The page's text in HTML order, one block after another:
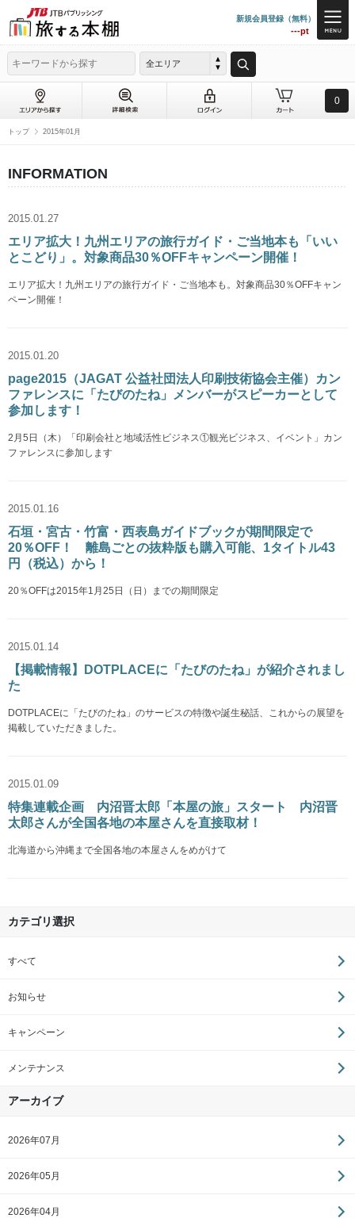
新規会員登録（無料）
---pt
全エリア
0
トップ 2015年01月
INFORMATION
2015.01.27
エリア拡大！九州エリアの旅行ガイド・ご当地本も「いい
とこどり」。対象商品30％OFFキャンペーン開催！
エリア拡大！九州エリアの旅行ガイド・ご当地本も。対象商品30％OFFキャン
ペーン開催！
2015.01.20
page2015（JAGAT 公益社団法人印刷技術協会主催）カン
ファレンスに「たびのたね」メンバーがスピーカーとして
参加します！
2月5日（木）「印刷会社と地域活性ビジネス①観光ビジネス、イベント」カン
ファレンスに参加します
2015.01.16
石垣・宮古・竹富・西表島ガイドブックが期間限定で
20％OFF！ 離島ごとの抜粋版も購入可能、1タイトル43
円（税込）から！
20％OFFは2015年1月25日（日）までの期間限定
2015.01.14
【掲載情報】DOTPLACEに「たびのたね」が紹介されまし
た
DOTPLACEに「たびのたね」のサービスの特徴や誕生秘話、これからの展望を
掲載していただきました。
2015.01.09
特集連載企画 内沼晋太郎「本屋の旅」スタート 内沼晋
太郎さんが全国各地の本屋さんを直接取材！
北海道から沖縄まで全国各地の本屋さんをめがけて
カテゴリ選択
すべて
お知らせ
キャンペーン
メンテナンス
アーカイブ
2026年07月
2026年05月
2026年04月